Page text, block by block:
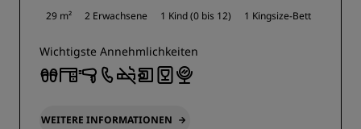
29 m² 2 Erwachsene 1 Kind (0 bis 12) 1 Kingsize-Bett
Wichtigste Annehmlichkeiten
WEITERE INFORMATIONEN